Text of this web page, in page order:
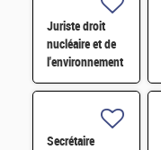
Juriste droit
nucléaire et de
l'environnement
H/F
Secrétaire